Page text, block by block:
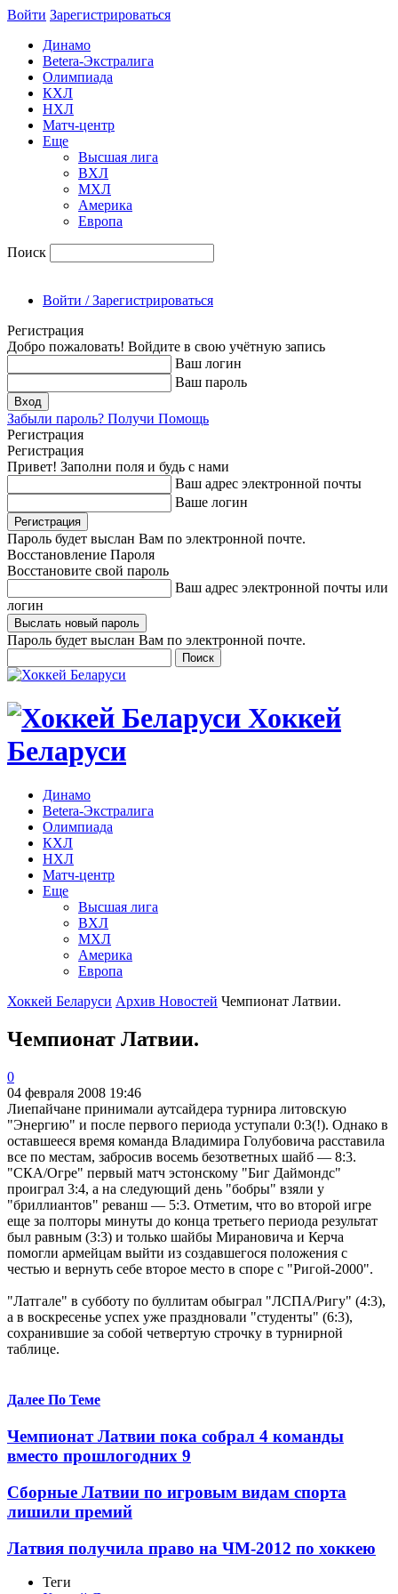
Войти Зарегиcтрироваться
Динамо
Betera-Экстралига
Олимпиада
КХЛ
НХЛ
Матч-центр
Еще
Высшая лига
ВХЛ
МХЛ
Америка
Европа
Поиск
Войти / Зарегистрироваться
Регистрация
Добро пожаловать! Войдите в свою учётную запись
Ваш логин
Ваш пароль
Забыли пароль? Получи Помощь
Регистрация
Регистрация
Привет! Заполни поля и будь с нами
Ваш адрес электронной почты
Ваше логин
Пароль будет выслан Вам по электронной почте.
Восстановление Пароля
Восстановите свой пароль
Ваш адрес электронной почты или
логин
Пароль будет выслан Вам по электронной почте.
Хоккей
Беларуси
Динамо
Betera-Экстралига
Олимпиада
КХЛ
НХЛ
Матч-центр
Еще
Высшая лига
ВХЛ
МХЛ
Америка
Европа
Хоккей Беларуси Архив Новостей Чемпионат Латвии.
Чемпионат Латвии.
0
04 февраля 2008 19:46
Лиепайчане принимали аутсайдера турнира литовскую
"Энергию" и после первого периода уступали 0:3(!). Однако в
оставшееся время команда Владимира Голубовича расставила
все по местам, забросив восемь безответных шайб — 8:3.
"СКА/Огре" первый матч эстонскому "Биг Даймондс"
проиграл 3:4, а на следующий день "бобры" взяли у
"бриллиантов" реванш — 5:3. Отметим, что во второй игре
еще за полторы минуты до конца третьего периода результат
был равным (3:3) и только шайбы Мирановича и Керча
помогли армейцам выйти из создавшегося положения с
честью и вернуть себе второе место в споре с "Ригой-2000".
"Латгале" в субботу по буллитам обыграл "ЛСПА/Ригу" (4:3),
а в воскресенье успех уже праздновали "студенты" (6:3),
сохранившие за собой четвертую строчку в турнирной
таблице.
Далее По Теме
Чемпионат Латвии пока собрал 4 команды
вместо прошлогодних 9
Сборные Латвии по игровым видам спорта
лишили премий
Латвия получила право на ЧМ-2012 по хоккею
Теги